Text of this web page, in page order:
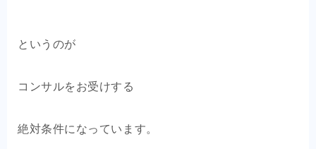
というのが
コンサルをお受けする
絶対条件になっています。